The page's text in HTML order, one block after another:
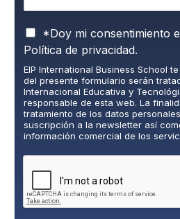
P
o
l
í
t
i
c
a
d
e
v
*Doy mi consentimiento
Política de privacidad.
EIP International Business School
del presente formulario serán
Internacional Educativa y
responsable de esta web. La
tratamiento de los datos
suscripción a la newsletter así
información comercial de los
del/a interesado/a. No se cederán
obligación legal. Podrás ejercer
rectificación, limitación y supresión
cumplimiento@grupomainjobs.com
presentar una reclamación ante la